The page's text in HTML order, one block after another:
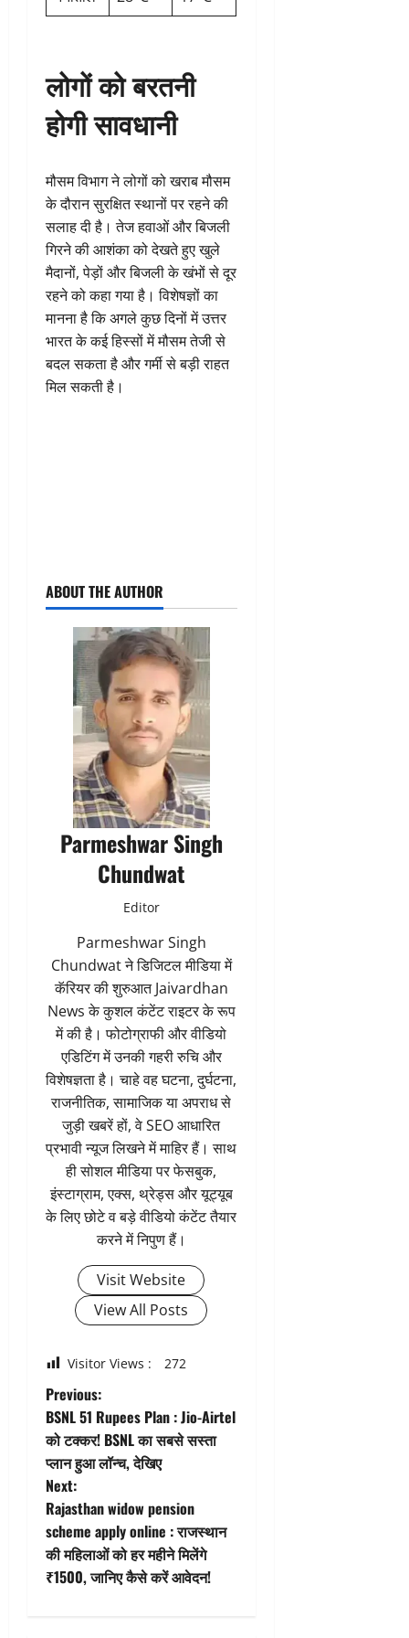
लोगों को बरतनी
होगी सावधानी
मौसम विभाग ने लोगों को खराब मौसम
के दौरान सुरक्षित स्थानों पर रहने की
सलाह दी है। तेज हवाओं और बिजली
गिरने की आशंका को देखते हुए खुले
मैदानों, पेड़ों और बिजली के खंभों से दूर
रहने को कहा गया है। विशेषज्ञों का
मानना है कि अगले कुछ दिनों में उत्तर
भारत के कई हिस्सों में मौसम तेजी से
बदल सकता है और गर्मी से बड़ी राहत
मिल सकती है।
ABOUT THE AUTHOR
Parmeshwar Singh
Chundwat
Editor
Parmeshwar Singh
Chundwat ने डिजिटल मीडिया में
कॅरियर की शुरुआत Jaivardhan
News के कुशल कंटेंट राइटर के रूप
में की है। फोटोग्राफी और वीडियो
एडिटिंग में उनकी गहरी रुचि और
विशेषज्ञता है। चाहे वह घटना, दुर्घटना,
राजनीतिक, सामाजिक या अपराध से
जुड़ी खबरें हों, वे SEO आधारित
प्रभावी न्यूज लिखने में माहिर हैं। साथ
ही सोशल मीडिया पर फेसबुक,
इंस्टाग्राम, एक्स, थ्रेड्स और यूट्यूब
के लिए छोटे व बड़े वीडियो कंटेंट तैयार
करने में निपुण हैं।
Visit Website
View All Posts
Visitor Views : 272
P
o
s
t
n
a
Previous:
BSNL 51 Rupees Plan : Jio-Airtel
को टक्कर! BSNL का सबसे सस्ता
प्लान हुआ लॉन्च, देखिए
Next:
Rajasthan widow pension
scheme apply online : राजस्थान
की महिलाओं को हर महीने मिलेंगे
₹1500, जानिए कैसे करें आवेदन!